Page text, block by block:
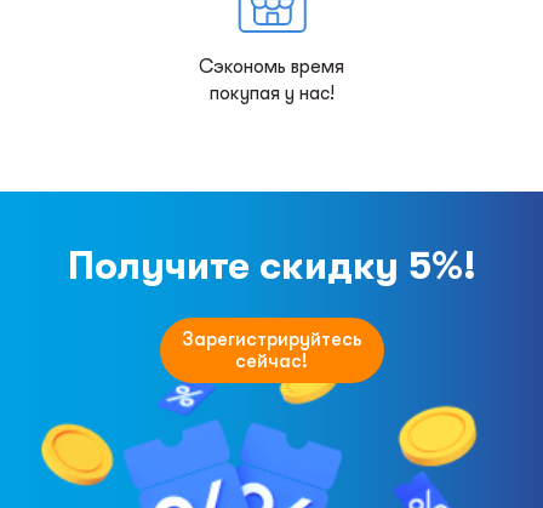
Сэкономь время
покупая у нас!
Получите скидку 5%!
Зарегистрируйтесь
сейчас!